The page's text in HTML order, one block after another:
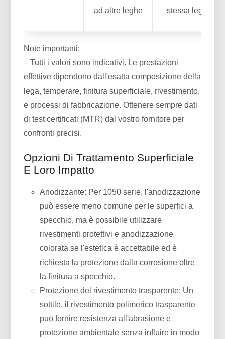
ad altre leghe
stessa lega
Note importanti:
– Tutti i valori sono indicativi. Le prestazioni
effettive dipendono dall'esatta composizione della
lega, temperare, finitura superficiale, rivestimento,
e processi di fabbricazione. Ottenere sempre dati
di test certificati (MTR) dal vostro fornitore per
confronti precisi.
Opzioni Di Trattamento Superficiale
E Loro Impatto
Anodizzante: Per 1050 serie, l'anodizzazione
può essere meno comune per le superfici a
specchio, ma è possibile utilizzare
rivestimenti protettivi e anodizzazione
colorata se l'estetica è accettabile ed è
richiesta la protezione dalla corrosione oltre
la finitura a specchio.
Protezione del rivestimento trasparente: Un
sottile, il rivestimento polimerico trasparente
può fornire resistenza all'abrasione e
protezione ambientale senza influire in modo